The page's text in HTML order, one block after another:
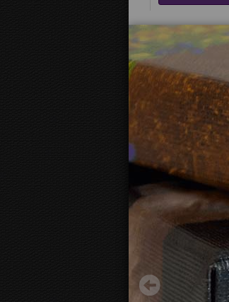
Abstract
Pradėti nuo:
3D